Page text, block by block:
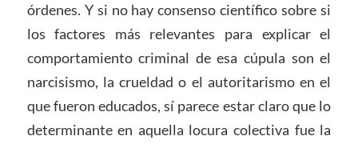
órdenes. Y si no hay consenso científico sobre si
los factores más relevantes para explicar el
comportamiento criminal de esa cúpula son el
narcisismo, la crueldad o el autoritarismo en el
que fueron educados, sí parece estar claro que lo
determinante en aquella locura colectiva fue la